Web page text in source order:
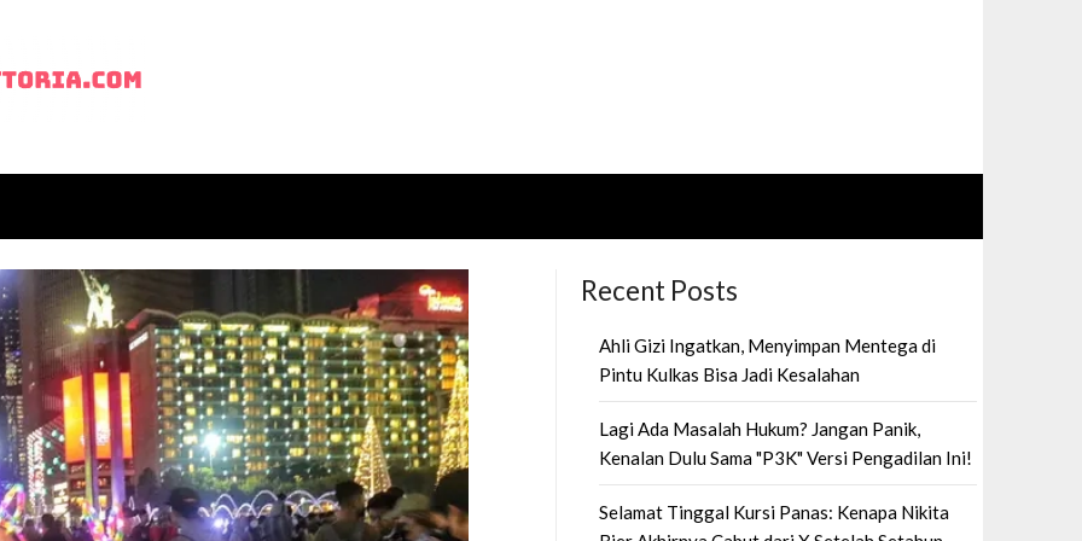
Recent Posts
Ahli Gizi Ingatkan, Menyimpan Mentega di
Pintu Kulkas Bisa Jadi Kesalahan
Lagi Ada Masalah Hukum? Jangan Panik,
Kenalan Dulu Sama "P3K" Versi Pengadilan Ini!
Selamat Tinggal Kursi Panas: Kenapa Nikita